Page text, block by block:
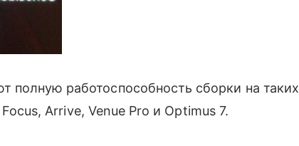
работоспособность сборки на таких
Arrive, Venue Pro и Optimus 7.